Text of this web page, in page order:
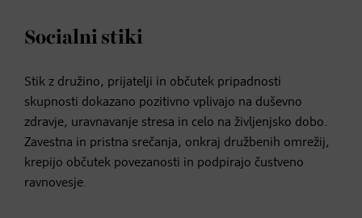
Socialni stiki
Stik z družino, prijatelji in občutek pripadnosti
skupnosti dokazano pozitivno vplivajo na duševno
zdravje, uravnavanje stresa in celo na življenjsko dobo.
Zavestna in pristna srečanja, onkraj družbenih omrežij,
krepijo občutek povezanosti in podpirajo čustveno
ravnovesje.